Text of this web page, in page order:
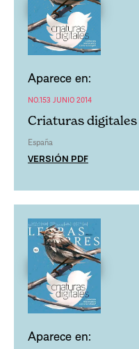
Aparece en:
NO.153 JUNIO 2014
Criaturas digitales
España
VERSIÓN PDF
Aparece en: